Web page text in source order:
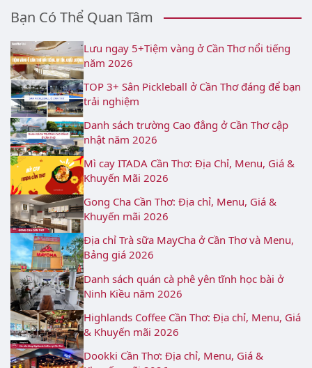
Bạn Có Thể Quan Tâm
Lưu ngay 5+Tiệm vàng ở Cần Thơ nổi tiếng
năm 2026
TOP 3+ Sân Pickleball ở Cần Thơ đáng để bạn
trải nghiệm
Danh sách trường Cao đẳng ở Cần Thơ cập
nhật năm 2026
Mì cay ITADA Cần Thơ: Địa Chỉ, Menu, Giá &
Khuyến Mãi 2026
Gong Cha Cần Thơ: Địa chỉ, Menu, Giá &
Khuyến mãi 2026
Địa chỉ Trà sữa MayCha ở Cần Thơ và Menu,
Bảng giá 2026
Danh sách quán cà phê yên tĩnh học bài ở
Ninh Kiều năm 2026
Highlands Coffee Cần Thơ: Địa chỉ, Menu, Giá
& Khuyến mãi 2026
Dookki Cần Thơ: Địa chỉ, Menu, Giá &